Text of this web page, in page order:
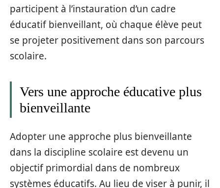
participent à l’instauration d’un cadre
éducatif bienveillant, où chaque élève peut
se projeter positivement dans son parcours
scolaire.
Vers une approche éducative plus
bienveillante
Adopter une approche plus bienveillante
dans la discipline scolaire est devenu un
objectif primordial dans de nombreux
systèmes éducatifs. Au lieu de viser à punir, il